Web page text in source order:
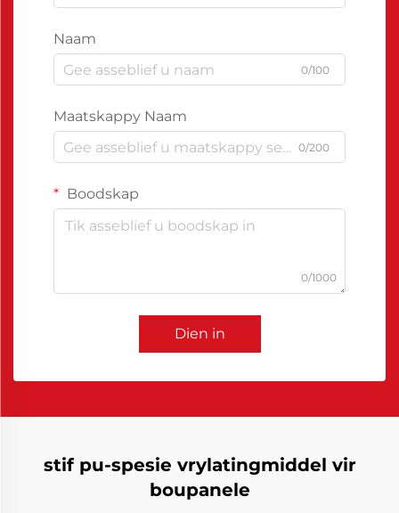
Naam
0/100
Maatskappy Naam
0/200
Boodskap
0/1000
Dien in
stif pu-spesie vrylatingmiddel vir
boupanele